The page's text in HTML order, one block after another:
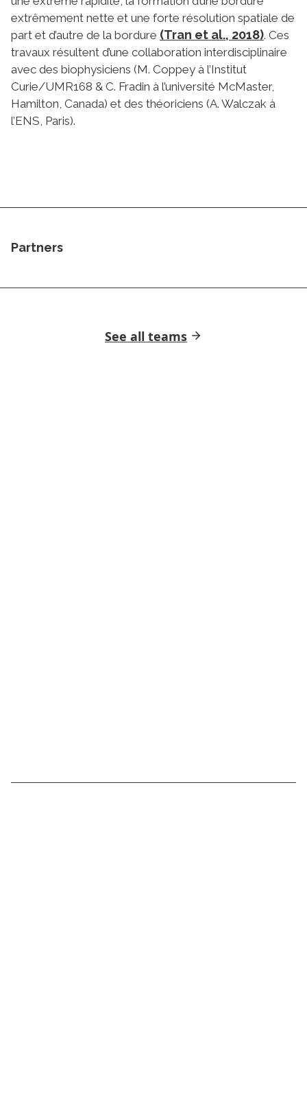
extrêmement nette et une forte résolution spatiale de
part et d’autre de la bordure (Tran et al., 2018). Ces
travaux résultent d’une collaboration interdisciplinaire
avec des biophysiciens (M. Coppey à l’Institut
Curie/UMR168 & C. Fradin à l’université McMaster,
Hamilton, Canada) et des théoriciens (A. Walczak à
l’ENS, Paris).
Partners
See all teams